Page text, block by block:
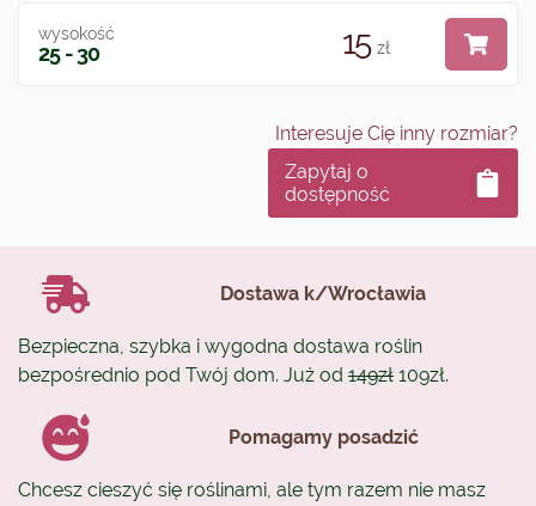
wysokość
25 - 30 15zł
Interesuje Cię inny rozmiar?
Zapytaj o
dostępność
Dostawa k/Wrocławia
Bezpieczna, szybka i wygodna dostawa roślin
bezpośrednio pod Twój dom. Już od 149zł 109zł.
Pomagamy posadzić
Chcesz cieszyć się roślinami, ale tym razem nie masz